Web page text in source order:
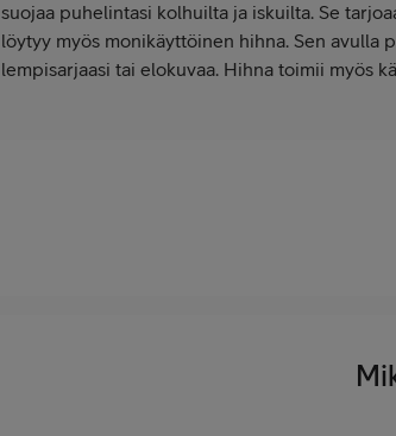
suojaa puhelintasi kolhuilta ja iskuilta. Se
löytyy myös monikäyttöinen hihna. Sen avulla
lempisarjaasi tai elokuvaa. Hihna toimii myös